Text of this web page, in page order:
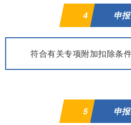
4 申
符合有关专项附加扣除条件
5 申